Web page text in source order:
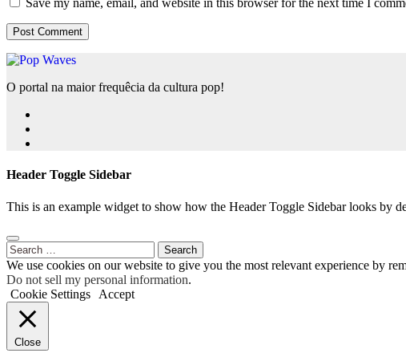
Save my name, email, and website in this browser for the next time I
O portal na maior frequêcia da cultura pop!
Header Toggle Sidebar
This is an example widget to show how the Header Toggle Sidebar looks by
Search
for:
We use cookies on our website to give you the most relevant experience by
Do not sell my personal information.
Cookie Settings
Accept
Close